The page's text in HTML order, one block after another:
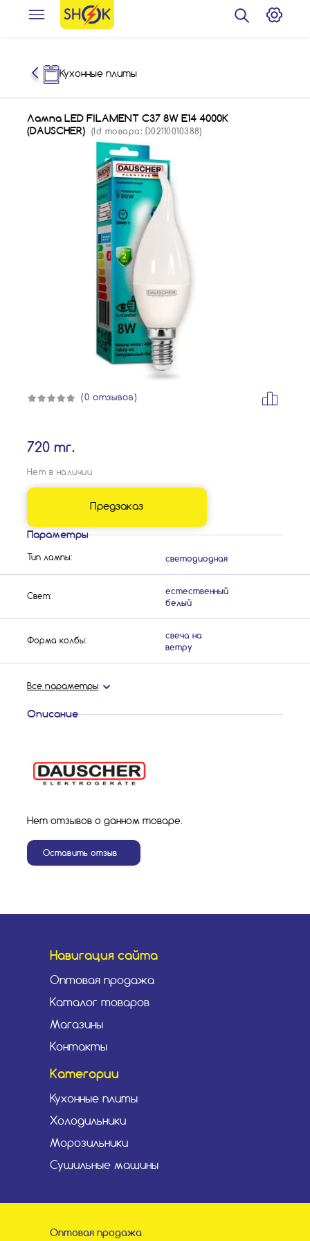
Кухонные плиты
Лампа LED FILAMENT C37 8W E14 4000K
(DAUSCHER) (Id товара: D02110010388)
(0 отзывов)
Параметры
Тип лампы: светодиодная
Свет:
естественный
белый
Форма колбы:
свеча на
ветру
Все параметры
720 тг.
Нет в наличии
Предзаказ
Описание
Нет отзывов о данном товаре.
Оставить отзыв
Навигация сайта
Оптовая продажа
Каталог товаров
Магазины
Контакты
Категории
Кухонные плиты
Холодильники
Морозильники
Сушильные машины
Оптовая продажа